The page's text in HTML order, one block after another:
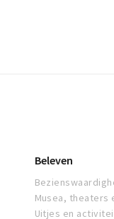
Beleven
Musea, theaters
Uitjes en